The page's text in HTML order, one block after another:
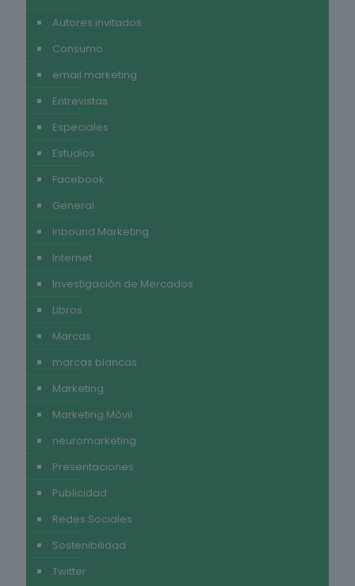
Autores invitados
Consumo
email marketing
Entrevistas
Especiales
Estudios
Facebook
General
Inbound Marketing
Internet
Investigación de Mercados
Libros
Marcas
marcas blancas
Marketing
Marketing Móvil
neuromarketing
Presentaciones
Publicidad
Redes Sociales
Sostenibilidad
Twitter